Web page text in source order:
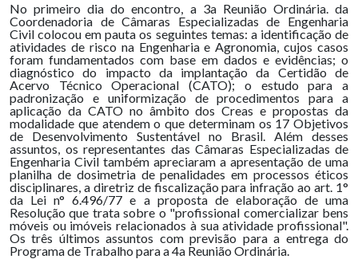
No primeiro dia do encontro, a 3a Reunião Ordinária. da
Coordenadoria de Câmaras Especializadas de Engenharia
Civil colocou em pauta os seguintes temas: a identificação de
atividades de risco na Engenharia e Agronomia, cujos casos
foram fundamentados com base em dados e evidências; o
diagnóstico do impacto da implantação da Certidão de
Acervo Técnico Operacional (CATO); o estudo para a
padronização e uniformização de procedimentos para a
aplicação da CATO no âmbito dos Creas e propostas da
modalidade que atendem o que determinam os 17 Objetivos
de Desenvolvimento Sustentável no Brasil. Além desses
assuntos, os representantes das Câmaras Especializadas de
Engenharia Civil também apreciaram a apresentação de uma
planilha de dosimetria de penalidades em processos éticos
disciplinares, a diretriz de fiscalização para infração ao art. 1°
da Lei n° 6.496/77 e a proposta de elaboração de uma
Resolução que trata sobre o "profissional comercializar bens
móveis ou imóveis relacionados à sua atividade profissional".
Os três últimos assuntos com previsão para a entrega do
Programa de Trabalho para a 4a Reunião Ordinária.